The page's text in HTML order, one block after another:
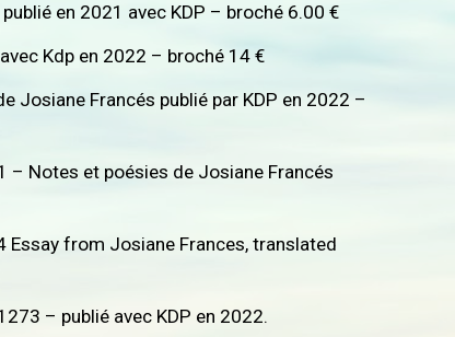
en 2021 avec KDP – broché 6.00 €
Kdp en 2022 – broché 14 €
Josiane Francés publié par KDP en 2022 –
– Notes et poésies de Josiane Francés
Essay from Josiane Frances, translated
– publié avec KDP en 2022.